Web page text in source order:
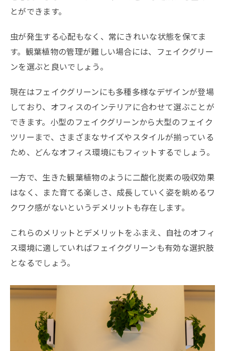
とができます。
虫が発生する心配もなく、常にきれいな状態を保てま
す。観葉植物の管理が難しい場合には、フェイクグリー
ンを選ぶと良いでしょう。
現在はフェイクグリーンにも多種多様なデザインが登場
しており、オフィスのインテリアに合わせて選ぶことが
できます。小型のフェイクグリーンから大型のフェイク
ツリーまで、さまざまなサイズやスタイルが揃っている
ため、どんなオフィス環境にもフィットするでしょう。
一方で、生きた観葉植物のように二酸化炭素の吸収効果
はなく、また育てる楽しさ、成長していく姿を眺めるワ
クワク感がないというデメリットも存在します。
これらのメリットとデメリットをふまえ、自社のオフィ
ス環境に適していればフェイクグリーンも有効な選択肢
となるでしょう。